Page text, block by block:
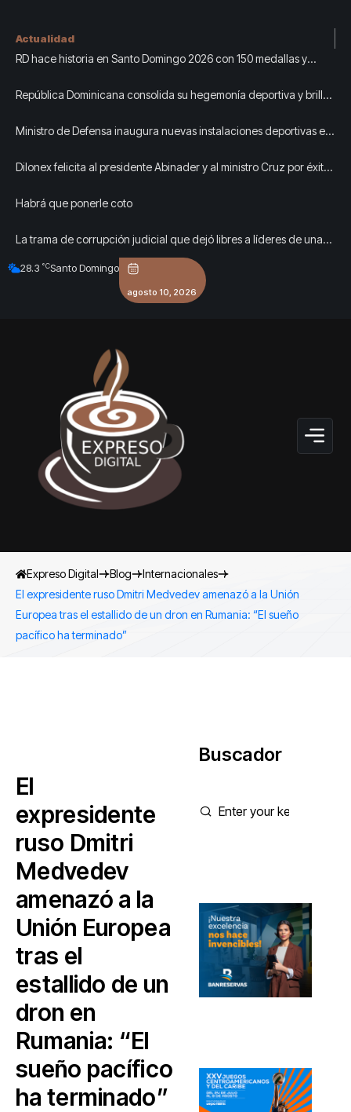
Actualidad
RD hace historia en Santo Domingo 2026 con 150 medallas y
República Dominicana consolida su hegemonía deportiva y brilla
Ministro de Defensa inaugura nuevas instalaciones deportivas en
Dilonex felicita al presidente Abinader y al ministro Cruz por éxito
Habrá que ponerle coto
La trama de corrupción judicial que dejó libres a líderes de una
red de trata de personas en Valencia
28.3 °CSanto Domingo
agosto 10, 2026
Expreso Digital Blog
Internacionales
El expresidente ruso Dmitri Medvedev amenazó a la Unión
Europea tras el estallido de un dron en Rumania: “El sueño
pacífico ha terminado”
El
expresidente
ruso Dmitri
Medvedev
amenazó a la
Unión Europea
tras el
estallido de un
dron en
Rumania: “El
sueño pacífico
ha terminado”
Buscador